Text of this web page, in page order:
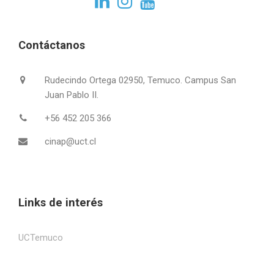
Contáctanos
Rudecindo Ortega 02950, Temuco. Campus San
Juan Pablo II.
+56 452 205 366
cinap@uct.cl
Links de interés
UCTemuco